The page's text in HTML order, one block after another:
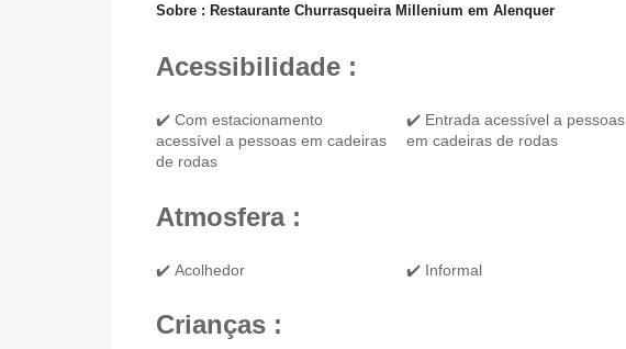
Sobre : Restaurante Churrasqueira Millenium em Alenquer
Acessibilidade :
✔️ Com estacionamento
acessível a pessoas em cadeiras
de rodas
✔️ Entrada acessível a pessoas
em cadeiras de rodas
Atmosfera :
✔️ Acolhedor ✔️ Informal
Crianças :